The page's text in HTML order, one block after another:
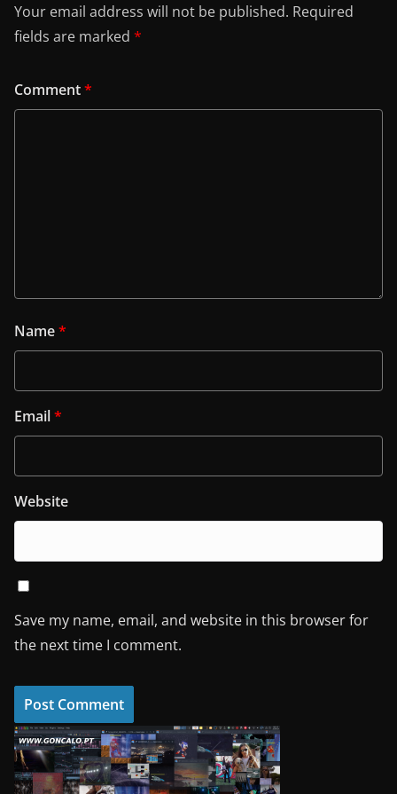
Your email address will not be published. Required
fields are marked *
Comment*
Name*
Email*
Website
Save my name, email, and website in this browser for
the next time I comment.